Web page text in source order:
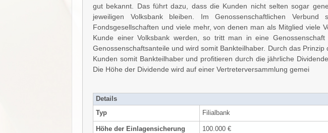
gut bekannt. Das führt dazu, dass die Kunden nicht selten sogar
jeweiligen Volksbank bleiben. Im Genossenschaftlichen Verbund
Fondsgesellschaften und viele mehr, von denen man als Mitglied viele
Kunde einer Volksbank werden, so tritt man in eine
Genossenschaftsanteile und wird somit Bankteilhaber. Durch das Prinzip
Kunden somit Bankteilhaber und profitieren durch die jährliche
Die Höhe der Dividende wird auf einer Vertreterversammlung gemei
Details
Typ
Filialbank
Höhe der Einlagensicherung 100.000 €